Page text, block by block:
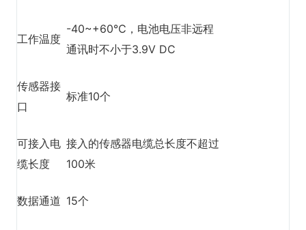
工作温度
-40~+60℃，电池电压非远程
通讯时不小于3.9V DC
传感器接
口
标准10个
可接入电
缆长度
接入的传感器电缆总长度不超过
100米
数据通道 15个